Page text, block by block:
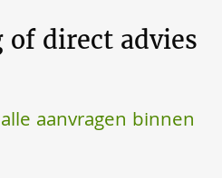
of direct advies
aanvragen binnen